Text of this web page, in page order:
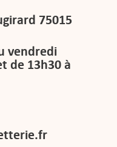
75015
vendredi
de 13h30 à